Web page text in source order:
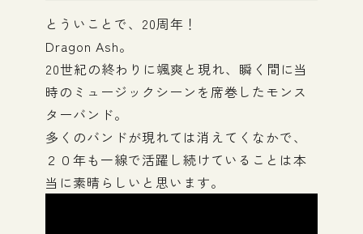
とういことで、20周年！
Dragon Ash。
20世紀の終わりに颯爽と現れ、瞬く間に当
時のミュージックシーンを席巻したモンス
ターバンド。
多くのバンドが現れては消えてくなかで、
２０年も一線で活躍し続けていることは本
当に素晴らしいと思います。